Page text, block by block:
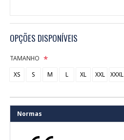
OPÇÕES DISPONÍVEIS
TAMANHO
XS
S M L XL XXL XXXL
Normas